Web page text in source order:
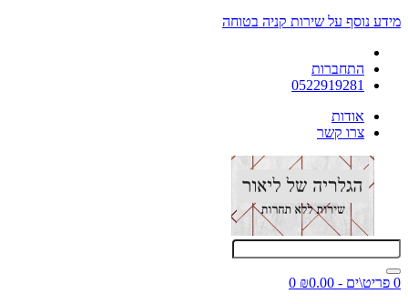
מידע נוסף על שירות קניה בטוחה
התחברות
0522919281
אודות
צרו קשר
0 פריט\ים - ₪0.00
0